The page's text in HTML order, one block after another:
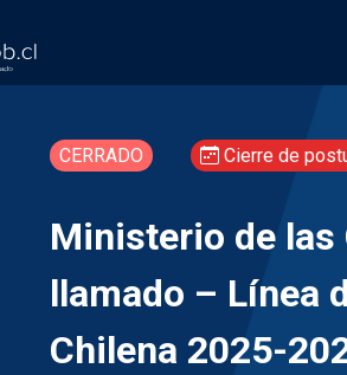
CERRADO Cierre de
Ministerio de las
llamado – Línea
Chilena 2025-